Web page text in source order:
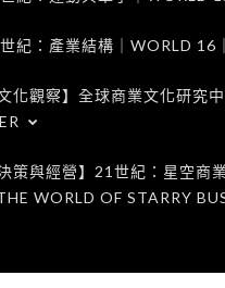
紀：產業結構｜WORLD
化觀察】全球商業文化研究
策與經營】21世紀：星空
WORLD OF STARRY